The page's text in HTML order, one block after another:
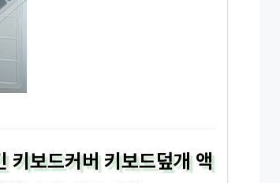
키보드커버 키보드덮개 액